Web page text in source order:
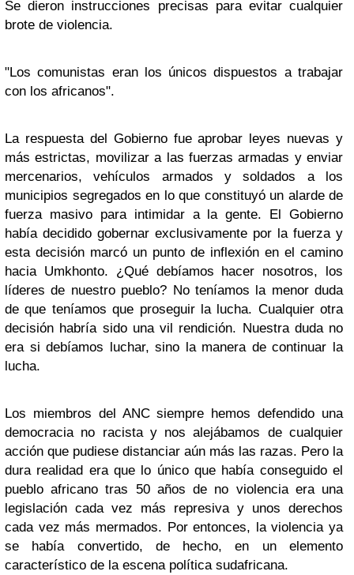
Se dieron instrucciones precisas para evitar cualquier
brote de violencia.
"Los comunistas eran los únicos dispuestos a trabajar
con los africanos".
La respuesta del Gobierno fue aprobar leyes nuevas y
más estrictas, movilizar a las fuerzas armadas y enviar
mercenarios, vehículos armados y soldados a los
municipios segregados en lo que constituyó un alarde de
fuerza masivo para intimidar a la gente. El Gobierno
había decidido gobernar exclusivamente por la fuerza y
esta decisión marcó un punto de inflexión en el camino
hacia Umkhonto. ¿Qué debíamos hacer nosotros, los
líderes de nuestro pueblo? No teníamos la menor duda
de que teníamos que proseguir la lucha. Cualquier otra
decisión habría sido una vil rendición. Nuestra duda no
era si debíamos luchar, sino la manera de continuar la
lucha.
Los miembros del ANC siempre hemos defendido una
democracia no racista y nos alejábamos de cualquier
acción que pudiese distanciar aún más las razas. Pero la
dura realidad era que lo único que había conseguido el
pueblo africano tras 50 años de no violencia era una
legislación cada vez más represiva y unos derechos
cada vez más mermados. Por entonces, la violencia ya
se había convertido, de hecho, en un elemento
característico de la escena política sudafricana.